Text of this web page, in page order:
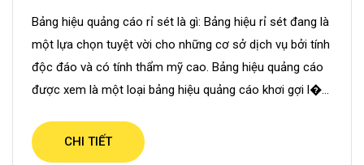
Bảng hiệu quảng cáo rỉ sét là gì: Bảng hiệu rỉ sét đang là
một lựa chọn tuyệt vời cho những cơ sở dịch vụ bởi tính
độc đáo và có tính thẩm mỹ cao. Bảng hiệu quảng cáo
được xem là một loại bảng hiệu quảng cáo khơi gợi l�...
CHI TIẾT